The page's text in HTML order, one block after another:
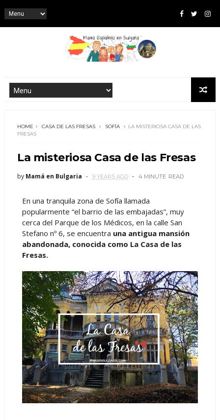
HOME CASA DE LAS FRESAS SOFÍA
LA MISTERIOSA CASA DE LAS
FRESAS
La misteriosa Casa de las Fresas
by Mamá en Bulgaria 9 YEARS AGO 4 MINUTE READ
En una tranquila zona de Sofía llamada
popularmente “el barrio de las embajadas”, muy
cerca del Parque de los Médicos, en la calle San
Stefano nº 6, se encuentra una antigua mansión
abandonada, conocida como La Casa de las
Fresas.